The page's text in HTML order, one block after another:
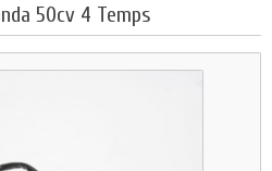
50cv 4 Temps